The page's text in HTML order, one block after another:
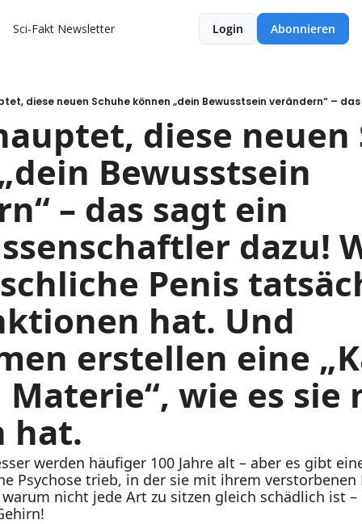
Sci-Fakt Newsletter Login Abonnieren
diese neuen
Bewusstsein
– das sagt ein
dazu!
Penis
hat. Und
erstellen eine
wie es sie
hat.
werden häufiger 100 Jahre alt – aber es gibt
Psychose trieb, in der sie mit ihrem verstorbenen
nicht jede Art zu sitzen gleich schädlich ist –